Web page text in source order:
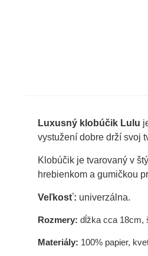
Luxusný klobúčikLulu
vystužení dobre drží svoj
Klobúčik je tvarovaný v
hrebienkom a gumičkou
Veľkosť: univerzálna.
Rozmery: dĺžka cca 18cm,
Materiály: 100% papier,